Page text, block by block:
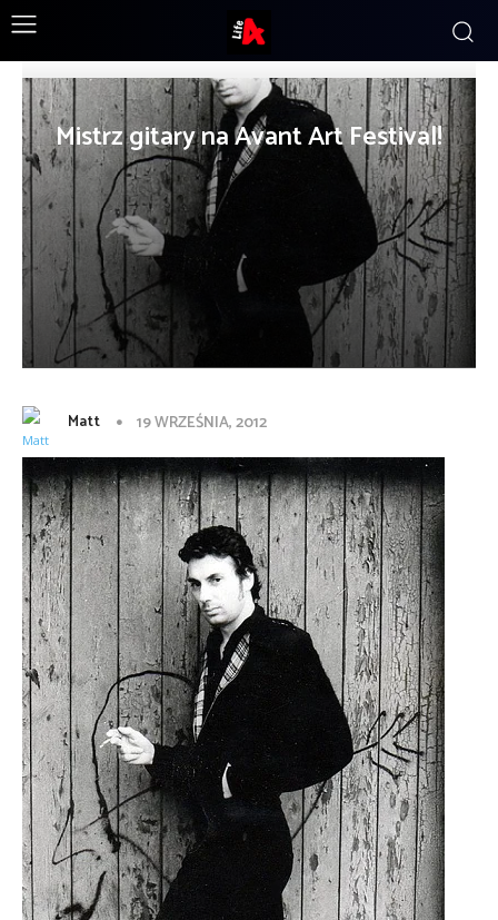
Mistrz gitary na Avant Art Festival!
Matt 19 WRZEŚNIA, 2012